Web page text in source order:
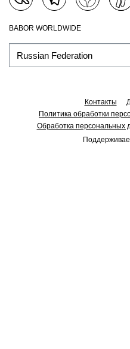
BABOR WORLDWIDE
Контакты
Политика обработки
Обработка персональных